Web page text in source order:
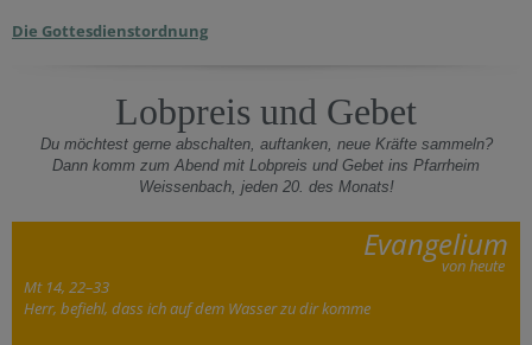
Die Gottesdienstordnung
Lobpreis und Gebet
Du möchtest gerne abschalten, auftanken, neue Kräfte sammeln?
Dann komm zum Abend mit Lobpreis und Gebet ins Pfarrheim
Weissenbach, jeden 20. des Monats!
Evangelium
von heute
Mt 14, 22–33
Herr, befiehl, dass ich auf dem Wasser zu dir komme